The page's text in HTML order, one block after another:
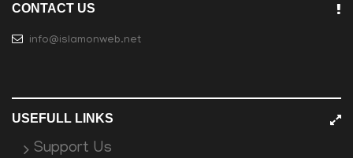
CONTACT US
info@islamonweb.net
USEFULL LINKS
Support Us